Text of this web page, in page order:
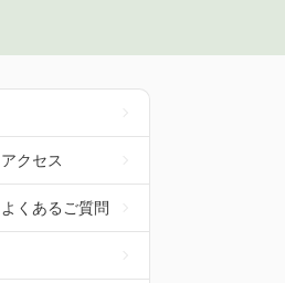
アクセス
よくあるご質問